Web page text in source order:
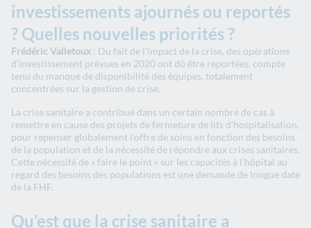
investissements ajournés ou reportés
? Quelles nouvelles priorités ?
Frédéric Valletoux : Du fait de l’impact de la crise, des opérations
d’investissement prévues en 2020 ont dû être reportées, compte
tenu du manque de disponibilité des équipes, totalement
concentrées sur la gestion de crise.
La crise sanitaire a contribué dans un certain nombre de cas à
remettre en cause des projets de fermeture de lits d’hospitalisation,
pour repenser globalement l’offre de soins en fonction des besoins
de la population et de la nécessité de répondre aux crises sanitaires.
Cette nécessité de « faire le point » sur les capacités à l’hôpital au
regard des besoins des populations est une demande de longue date
de la FHF.
Qu’est que la crise sanitaire a